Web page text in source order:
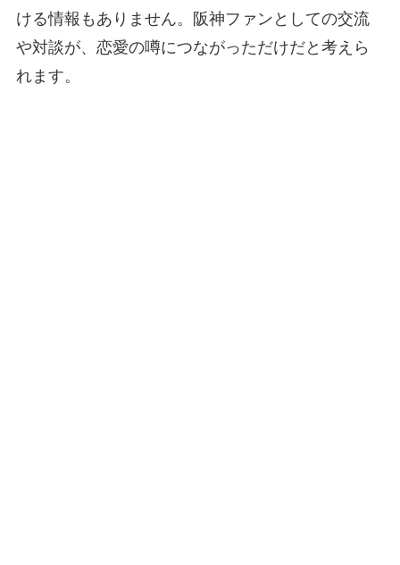
ける情報もありません。阪神ファンとしての交流
や対談が、恋愛の噂につながっただけだと考えら
れます。